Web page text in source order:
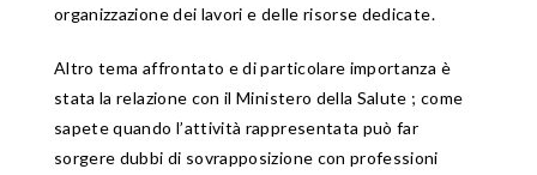
organizzazione dei lavori e delle risorse dedicate.
Altro tema affrontato e di particolare importanza è
stata la relazione con il Ministero della Salute ; come
sapete quando l’attività rappresentata può far
sorgere dubbi di sovrapposizione con professioni